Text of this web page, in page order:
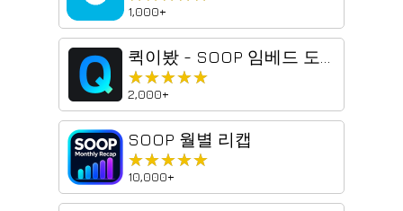
1,000+
★★★★★
★★★★★
2,000+
SOOP 월별 리캡
★★★★★
★★★★★
10,000+